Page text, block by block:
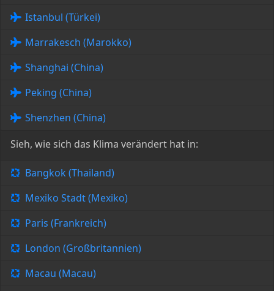
Istanbul (Türkei)
Marrakesch (Marokko)
Shanghai (China)
Peking (China)
Shenzhen (China)
Sieh, wie sich das Klima verändert hat in:
Bangkok (Thailand)
Mexiko Stadt (Mexiko)
Paris (Frankreich)
London (Großbritannien)
Macau (Macau)